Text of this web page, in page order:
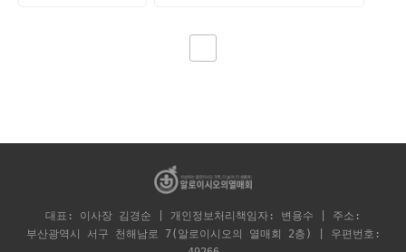
대표: 이사장 김경순 | 개인정보처리책임자: 변용수 | 주소:
부산광역시 서구 천해남로 7(알로이시오의 열매회 2층) | 우편번호: